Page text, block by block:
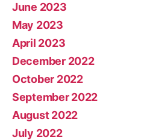
June 2023
May 2023
April 2023
December 2022
October 2022
September 2022
August 2022
July 2022